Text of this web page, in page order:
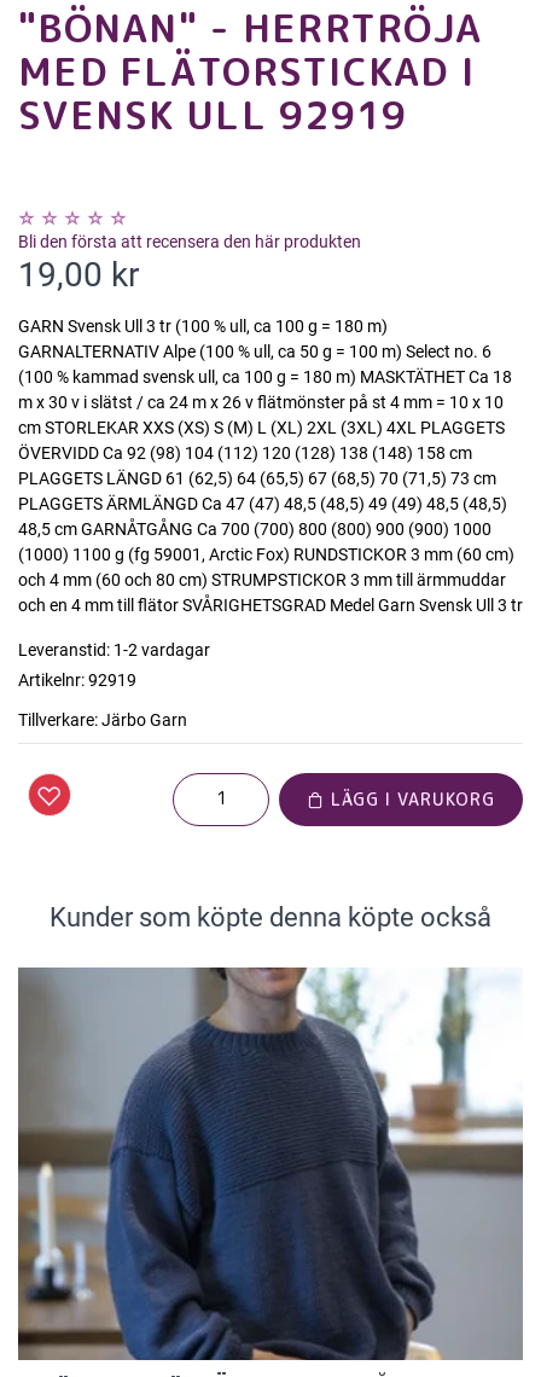
"BÖNAN" - HERRTRÖJA
MED FLÄTORSTICKAD I
SVENSK ULL 92919
Bli den första att recensera den här produkten
19,00 kr
GARN Svensk Ull 3 tr (100 % ull, ca 100 g = 180 m)
GARNALTERNATIV Alpe (100 % ull, ca 50 g = 100 m) Select no. 6
(100 % kammad svensk ull, ca 100 g = 180 m) MASKTÄTHET Ca 18
m x 30 v i slätst / ca 24 m x 26 v flätmönster på st 4 mm = 10 x 10
cm STORLEKAR XXS (XS) S (M) L (XL) 2XL (3XL) 4XL PLAGGETS
ÖVERVIDD Ca 92 (98) 104 (112) 120 (128) 138 (148) 158 cm
PLAGGETS LÄNGD 61 (62,5) 64 (65,5) 67 (68,5) 70 (71,5) 73 cm
PLAGGETS ÄRMLÄNGD Ca 47 (47) 48,5 (48,5) 49 (49) 48,5 (48,5)
48,5 cm GARNÅTGÅNG Ca 700 (700) 800 (800) 900 (900) 1000
(1000) 1100 g (fg 59001, Arctic Fox) RUNDSTICKOR 3 mm (60 cm)
och 4 mm (60 och 80 cm) STRUMPSTICKOR 3 mm till ärmmuddar
och en 4 mm till flätor SVÅRIGHETSGRAD Medel Garn Svensk Ull 3 tr
Leveranstid: 1-2 vardagar
Artikelnr:92919
Tillverkare:Järbo Garn
LÄGG I VARUKORG
Kunder som köpte denna köpte också